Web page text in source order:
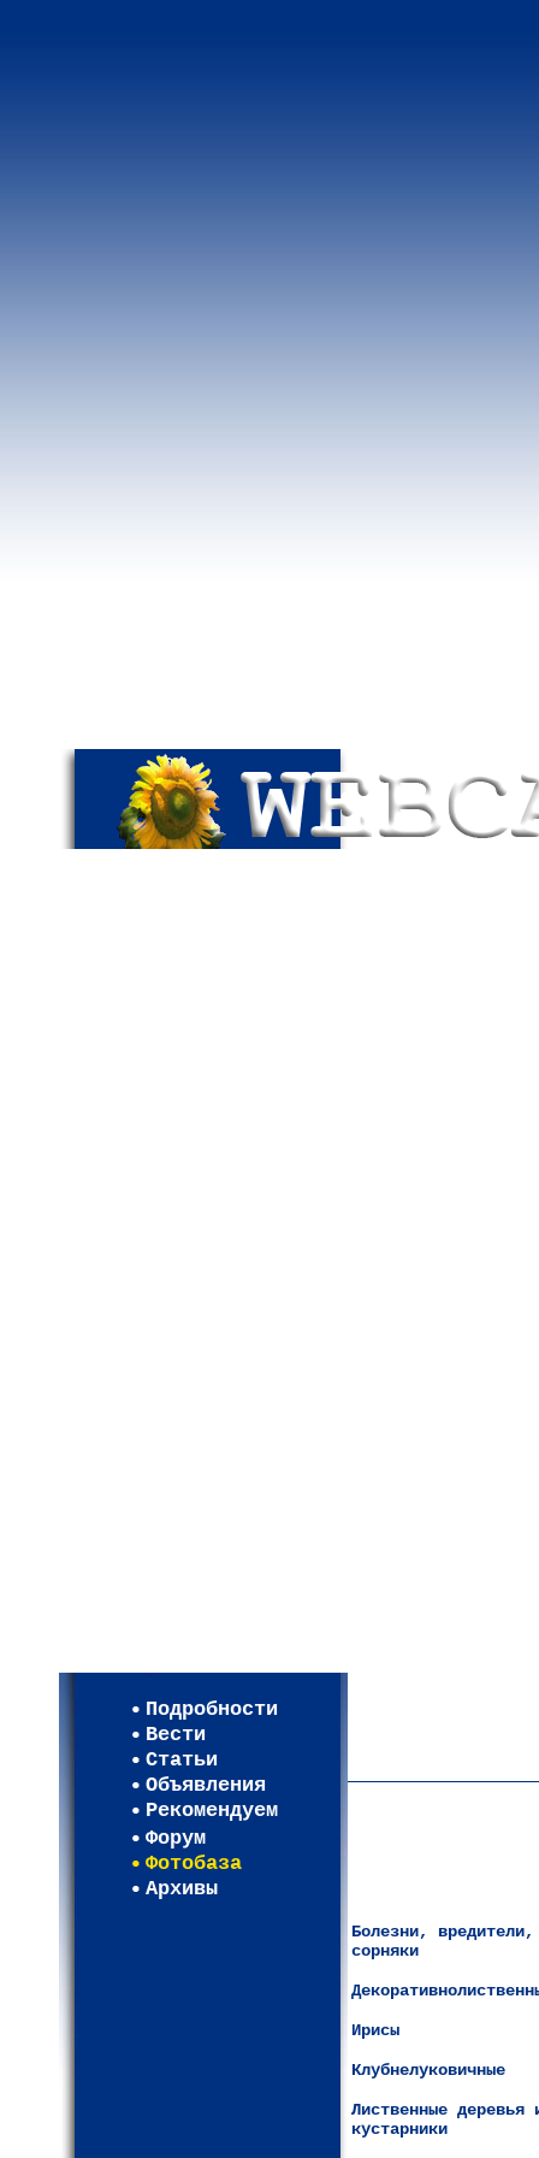
Подробности
Вести
Статьи
Объявления
Рекомендуем
Форум
Фотобаза
Архивы
Болезни, вредители,
сорняки
Ирисы
Клубнелуковичные
Лиственные деревья
кустарники